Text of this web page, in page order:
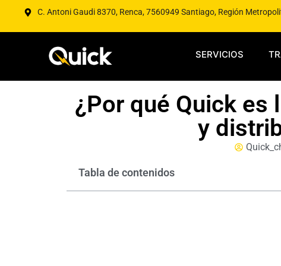
C. Antoni Gaudi 8370, Renca, 7560949 Santiago, Región
SERVICIOS
¿Por qué Quick es
y
Tabla de contenidos